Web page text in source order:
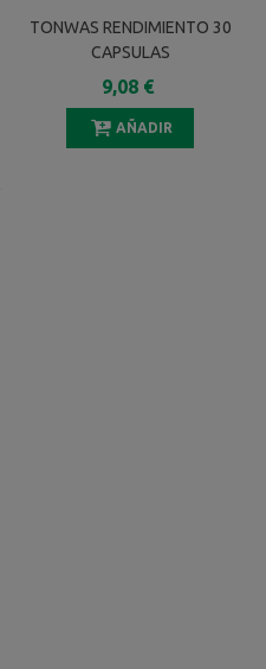
TONWAS RENDIMIENTO 30
CAPSULAS
9,08 €
AÑADIR